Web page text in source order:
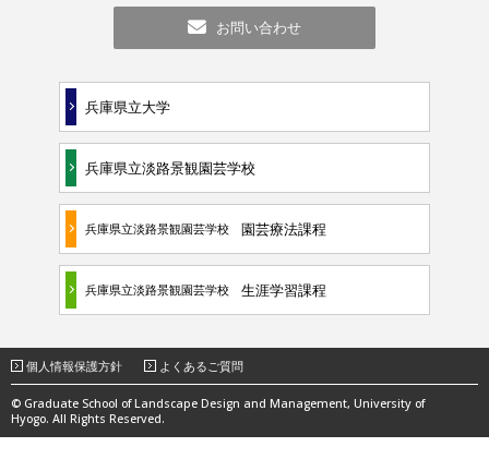
お問い合わせ
兵庫県立大学
兵庫県立淡路景観園芸学校
兵庫県立淡路景観園芸学校 園芸療法課程
兵庫県立淡路景観園芸学校 生涯学習課程
個人情報保護方針 よくあるご質問
© Graduate School of Landscape Design and Management, University of
Hyogo. All Rights Reserved.